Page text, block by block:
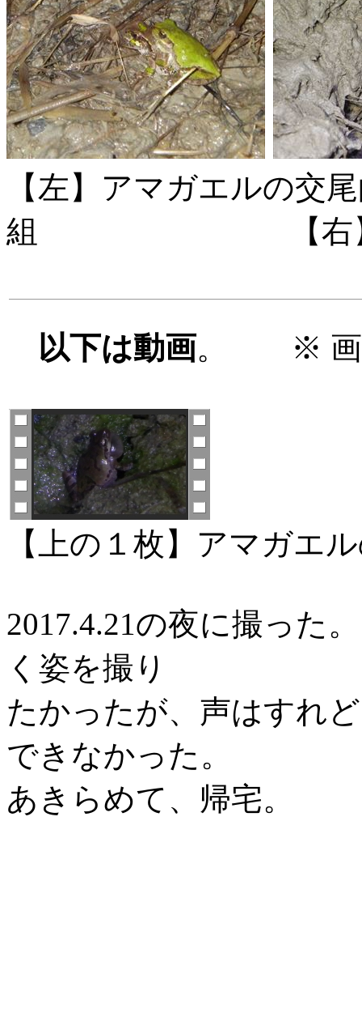
【左】アマガエルの交
組 【右】ヌマ
以下は動画。 ※ 画
【上の１枚】アマガエ
2017.4.21の夜に撮った
く姿を撮り
たかったが、声はすれ
できなかった。
あきらめて、帰宅。